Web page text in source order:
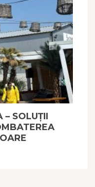
– SOLUȚII